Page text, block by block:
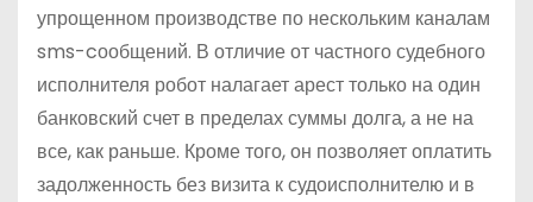
упрощенном производстве по нескольким каналам
sms-cообщений. В отличие от частного судебного
исполнителя робот налагает арест только на один
банковский счет в пределах суммы долга, а не на
все, как раньше. Кроме того, он позволяет оплатить
задолженность без визита к судоисполнителю и в